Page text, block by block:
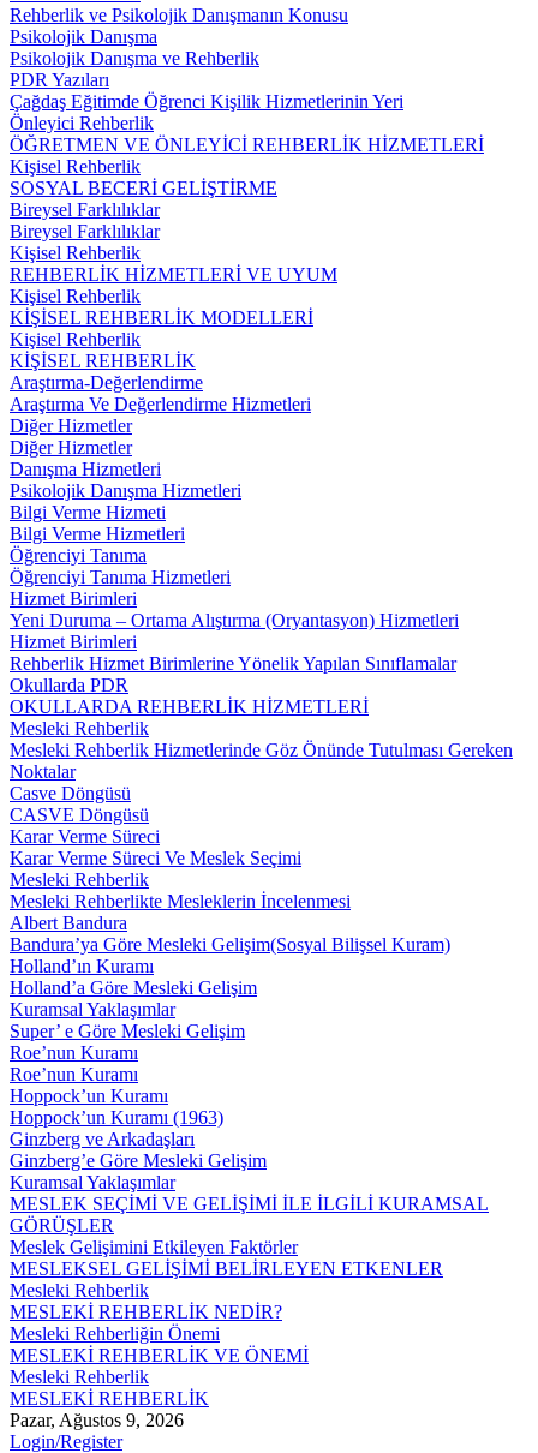
Rehberlik ve Psikolojik Danışmanın Konusu
Psikolojik Danışma
Psikolojik Danışma ve Rehberlik
PDR Yazıları
Çağdaş Eğitimde Öğrenci Kişilik Hizmetlerinin Yeri
Önleyici Rehberlik
ÖĞRETMEN VE ÖNLEYİCİ REHBERLİK HİZMETLERİ
Kişisel Rehberlik
SOSYAL BECERİ GELİŞTİRME
Bireysel Farklılıklar
Bireysel Farklılıklar
Kişisel Rehberlik
REHBERLİK HİZMETLERİ VE UYUM
Kişisel Rehberlik
KİŞİSEL REHBERLİK MODELLERİ
Kişisel Rehberlik
KİŞİSEL REHBERLİK
Araştırma-Değerlendirme
Araştırma Ve Değerlendirme Hizmetleri
Diğer Hizmetler
Diğer Hizmetler
Danışma Hizmetleri
Psikolojik Danışma Hizmetleri
Bilgi Verme Hizmeti
Bilgi Verme Hizmetleri
Öğrenciyi Tanıma
Öğrenciyi Tanıma Hizmetleri
Hizmet Birimleri
Yeni Duruma – Ortama Alıştırma (Oryantasyon) Hizmetleri
Hizmet Birimleri
Rehberlik Hizmet Birimlerine Yönelik Yapılan Sınıflamalar
Okullarda PDR
OKULLARDA REHBERLİK HİZMETLERİ
Mesleki Rehberlik
Mesleki Rehberlik Hizmetlerinde Göz Önünde Tutulması Gereken
Noktalar
Casve Döngüsü
CASVE Döngüsü
Karar Verme Süreci
Karar Verme Süreci Ve Meslek Seçimi
Mesleki Rehberlik
Mesleki Rehberlikte Mesleklerin İncelenmesi
Albert Bandura
Bandura’ya Göre Mesleki Gelişim(Sosyal Bilişsel Kuram)
Holland’ın Kuramı
Holland’a Göre Mesleki Gelişim
Kuramsal Yaklaşımlar
Super’ e Göre Mesleki Gelişim
Roe’nun Kuramı
Roe’nun Kuramı
Hoppock’un Kuramı
Hoppock’un Kuramı (1963)
Ginzberg ve Arkadaşları
Ginzberg’e Göre Mesleki Gelişim
Kuramsal Yaklaşımlar
MESLEK SEÇİMİ VE GELİŞİMİ İLE İLGİLİ KURAMSAL
GÖRÜŞLER
Meslek Gelişimini Etkileyen Faktörler
MESLEKSEL GELİŞİMİ BELİRLEYEN ETKENLER
Mesleki Rehberlik
MESLEKİ REHBERLİK NEDİR?
Mesleki Rehberliğin Önemi
MESLEKİ REHBERLİK VE ÖNEMİ
Mesleki Rehberlik
MESLEKİ REHBERLİK
Pazar, Ağustos 9, 2026
Login/Register